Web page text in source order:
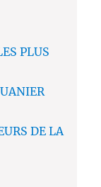
PLUS
DE LA